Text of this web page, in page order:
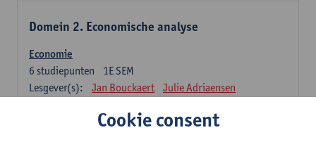
Domein 2. Economische analyse
Economie
1E SEM
6 studiepunten
Lesgever(s):
Jan Bouckaert Julie Adriaensen
Domein 3. Bedrijfseconomie
Cookie consent